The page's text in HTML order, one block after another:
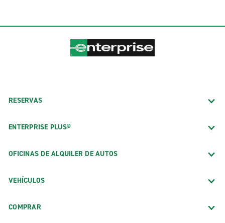
RESERVAS
ENTERPRISE PLUS®
OFICINAS DE ALQUILER DE AUTOS
VEHÍCULOS
COMPRAR